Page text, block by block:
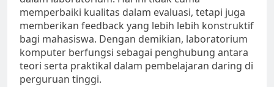
memperbaiki kualitas dalam evaluasi, tetapi juga
memberikan feedback yang lebih lebih konstruktif
bagi mahasiswa. Dengan demikian, laboratorium
komputer berfungsi sebagai penghubung antara
teori serta praktikal dalam pembelajaran daring di
perguruan tinggi.